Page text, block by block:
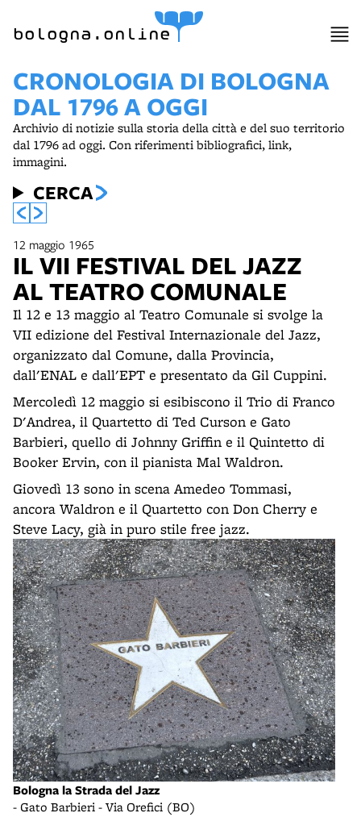
bologna.online
CRONOLOGIA DI BOLOGNA
DAL 1796 A OGGI
Archivio di notizie sulla storia della città e del suo territorio
dal 1796 ad oggi. Con riferimenti bibliografici, link,
immagini.
CERCA
12 maggio 1965
IL VII FESTIVAL DEL JAZZ
AL TEATRO COMUNALE
Il 12 e 13 maggio al Teatro Comunale si svolge la
VII edizione del Festival Internazionale del Jazz,
organizzato dal Comune, dalla Provincia,
dall'ENAL e dall'EPT e presentato da Gil Cuppini.
Mercoledì 12 maggio si esibiscono il Trio di Franco
D'Andrea, il Quartetto di Ted Curson e Gato
Barbieri, quello di Johnny Griffin e il Quintetto di
Booker Ervin, con il pianista Mal Waldron.
Giovedì 13 sono in scena Amedeo Tommasi,
ancora Waldron e il Quartetto con Don Cherry e
Steve Lacy, già in puro stile free jazz.
Bologna la Strada del Jazz
- Gato Barbieri - Via Orefici (BO)